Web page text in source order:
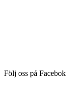
Följ oss på Facebok